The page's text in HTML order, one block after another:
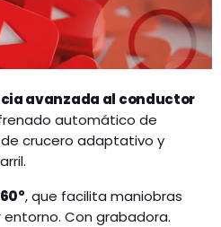
avanzada al conductor
automático de
crucero adaptativo y
, que facilita maniobras
Con grabadora.